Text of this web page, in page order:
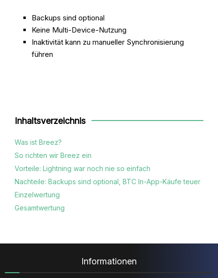
Backups sind optional
Keine Multi‑Device‑Nutzung
Inaktivität kann zu manueller Synchronisierung
führen
Inhaltsverzeichnis
Was ist Breez?
So richten wir Breez ein
Vorteile: Lightning war noch nie so einfach
Nachteile: Backups sind optional, BTC In‑App‑Käufe teuer
Einzelwertung
Gesamtwertung
Informationen